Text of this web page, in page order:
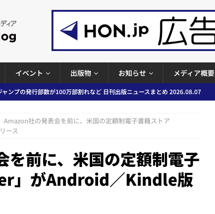
イベント 出版物 お知らせ メディア概要
書など 日刊出版ニュースまとめ 2026.08.06
日刊出版ニュースまとめ
出版ニュースまとめ
ースまとめ
著者向けポータルサイト提供開始」「EUが生成AIコンテンツの識別表示を義
まとめ＆コラム #726（2026年7月26日～8月1日）
Amazon社の発表会を前に、米国の定額制電子書籍ストア
ース
前に、米国の定額制電子
」がAndroid／Kindle版